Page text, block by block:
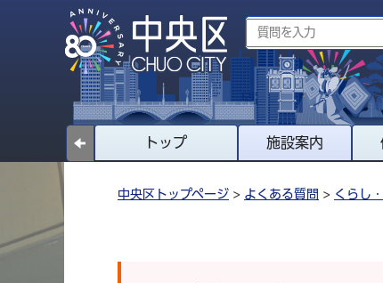
トップ 施設案内
中央区トップページ > よくある質問 > くらし